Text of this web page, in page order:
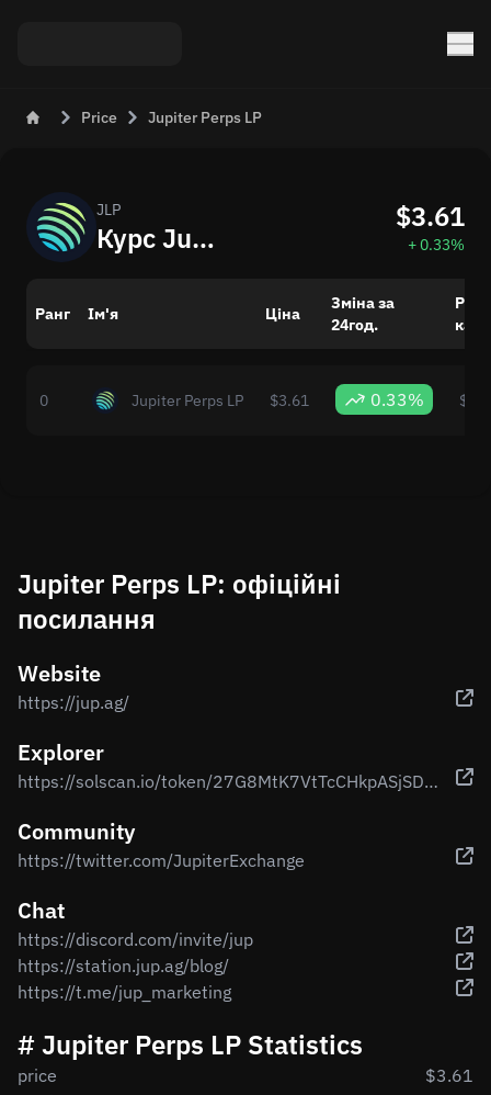
Price Jupiter Perps LP
JLP
Курс Jupiter Perps LP (JLP) до USD сьогодні
$3.61
+ 0.33%
Ранг Ім'я Ціна
Зміна за
24год.
0 Jupiter Perps LP $3.61 0.33%
Jupiter Perps LP: офіційні
посилання
Website
https://jup.ag/
Explorer
https://solscan.io/token/27G8MtK7VtTcCHkpASjSDdkWWYfoqT6ggEuKidVJidD4
Community
https://twitter.com/JupiterExchange
Chat
https://discord.com/invite/jup
https://station.jup.ag/blog/
https://t.me/jup_marketing
# Jupiter Perps LP Statistics
price
$3.61